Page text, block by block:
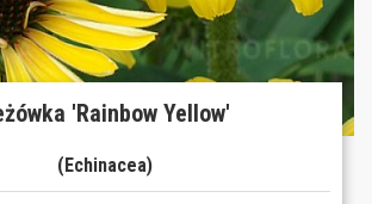
'Rainbow Yellow'
(Echinacea)